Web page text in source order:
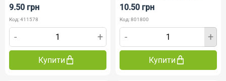
9.50 грн
Код: 411578
- +
Купити
10.50 грн
Код: 801800
- +
Купити